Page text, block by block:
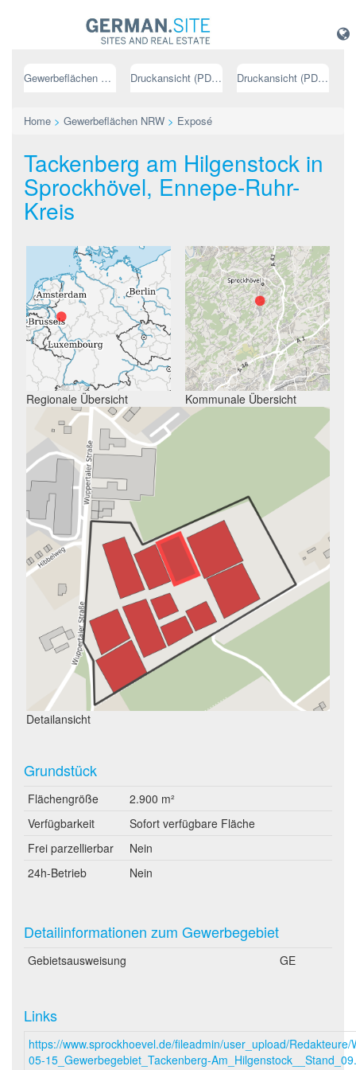
Gewerbeflächen NRW Druckansicht (PDF) // deutsch Druckansicht (PDF) // englisch
Home > Gewerbeflächen NRW > Exposé
Tackenberg am Hilgenstock in
Sprockhövel, Ennepe-Ruhr-
Kreis
Regionale Übersicht Kommunale Übersicht
Detailansicht
Grundstück
Flächengröße
2.900 m²
Verfügbarkeit
Sofort verfügbare Fläche
Frei parzellierbar
Nein
24h-Betrieb
Nein
Detailinformationen zum Gewerbegebiet
Gebietsausweisung GE
Links
https://www.sprockhoevel.de/fileadmin/user_upload/
05-15_Gewerbegebiet_Tackenberg-